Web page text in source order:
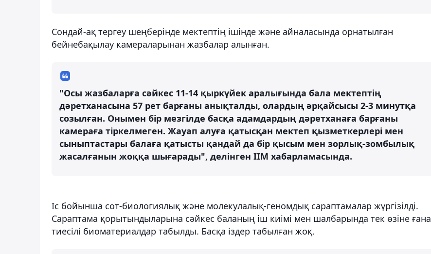
Сондай-ақ тергеу шеңберінде мектептің ішінде және айналасында орнатылған
бейнебақылау камераларынан жазбалар алынған.
"Осы жазбаларға сәйкес 11-14 қыркүйек аралығында бала мектептің
дәретханасына 57 рет барғаны анықталды, олардың әрқайсысы 2-3 минутқа
созылған. Онымен бір мезгілде басқа адамдардың дәретханаға барғаны
камераға тіркелмеген. Жауап алуға қатысқан мектеп қызметкерлері мен
сыныптастары балаға қатысты қандай да бір қысым мен зорлық-зомбылық
жасалғанын жоққа шығарады", делінген ІІМ хабарламасында.
Іс бойынша сот-биологиялық және молекулалық-геномдық сараптамалар жүргізілді.
Сараптама қорытындыларына сәйкес баланың іш киімі мен шалбарында тек өзіне ғана
тиесілі биоматериалдар табылды. Басқа іздер табылған жоқ.